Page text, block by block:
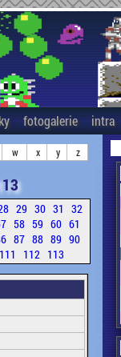
fotogalerie intra
w x y z
29 30 31 32
58 59 60 61
87 88 89 90
111 112 113